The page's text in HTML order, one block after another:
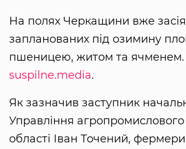
На полях Черкащини вже
запланованих під озимину
пшеницею, житом та ячменем.
suspilne.media.
Як зазначив заступник
Управління агропромислового
області Іван Точений,